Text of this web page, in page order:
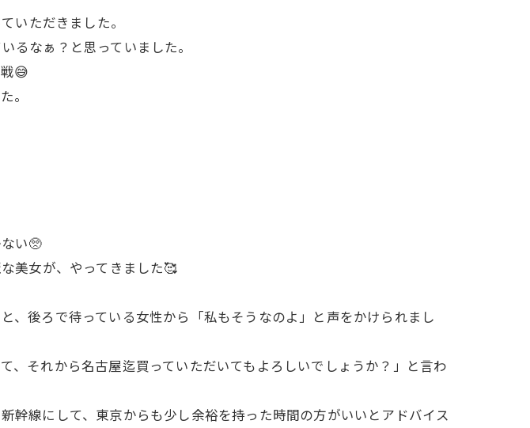
いただきました。
るなぁ？と思っていました。
😅
。
い🥺
美女が、やってきました🥰
、後ろで待っている女性から「私もそうなのよ」と声をかけられまし
それから名古屋迄買っていただいてもよろしいでしょうか？」と言わ
幹線にして、東京からも少し余裕を持った時間の方がいいとアドバイス